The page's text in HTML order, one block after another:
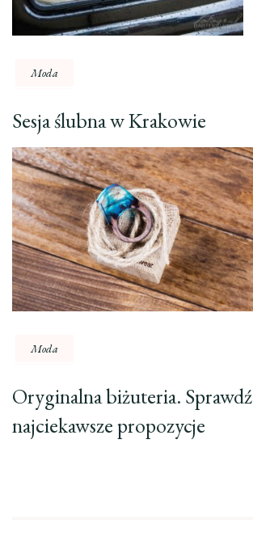
Moda
Sesja ślubna w Krakowie
Moda
Oryginalna biżuteria. Sprawdź
najciekawsze propozycje